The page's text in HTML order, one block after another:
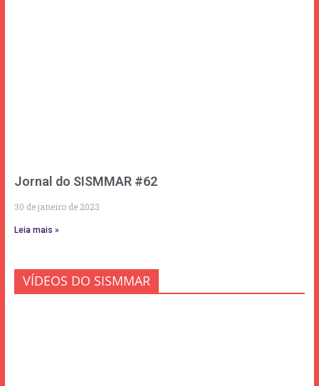
Jornal do SISMMAR #62
30 de janeiro de 2023
Leia mais »
VÍDEOS DO SISMMAR